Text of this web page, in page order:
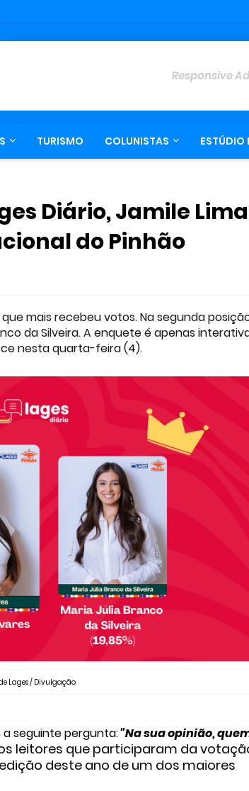
Responsive
TURISMO COLUNISTAS ESTÚDIO
Diário, Jamile Lima
do Pinhão
mais recebeu votos. Na segunda
da Silveira. A enquete é apenas
nesta quarta-feira (4).
Lages / Divulgação
seguinte pergunta:"Na sua opinião,
leitores que participaram da
deste ano de um dos maiores